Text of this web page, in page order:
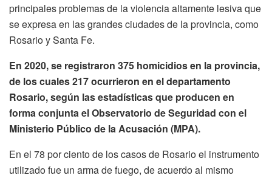
principales problemas de la violencia altamente lesiva que
se expresa en las grandes ciudades de la provincia, como
Rosario y Santa Fe.
En 2020, se registraron 375 homicidios en la provincia,
de los cuales 217 ocurrieron en el departamento
Rosario, según las estadísticas que producen en
forma conjunta el Observatorio de Seguridad con el
Ministerio Público de la Acusación (MPA).
En el 78 por ciento de los casos de Rosario el instrumento
utilizado fue un arma de fuego, de acuerdo al mismo